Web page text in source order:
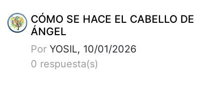
CÓMO SE HACE EL CABELLO DE
ÁNGEL
Por YOSIL, 10/01/2026
0 respuesta(s)